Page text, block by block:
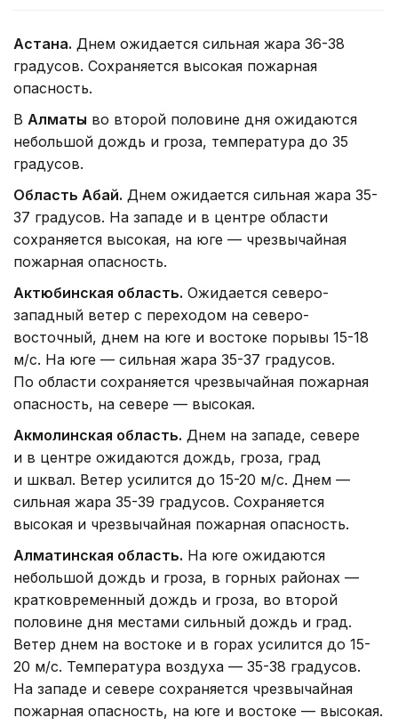
Астана. Днем ожидается сильная жара 36-38
градусов. Сохраняется высокая пожарная
опасность.
В Алматы во второй половине дня ожидаются
небольшой дождь и гроза, температура до 35
градусов.
Область Абай. Днем ожидается сильная жара 35-
37 градусов. На западе и в центре области
сохраняется высокая, на юге — чрезвычайная
пожарная опасность.
Актюбинская область. Ожидается северо-
западный ветер с переходом на северо-
восточный, днем на юге и востоке порывы 15-18
м/с. На юге — сильная жара 35-37 градусов.
По области сохраняется чрезвычайная пожарная
опасность, на севере — высокая.
Акмолинская область. Днем на западе, севере
и в центре ожидаются дождь, гроза, град
и шквал. Ветер усилится до 15-20 м/с. Днем —
сильная жара 35-39 градусов. Сохраняется
высокая и чрезвычайная пожарная опасность.
Алматинская область. На юге ожидаются
небольшой дождь и гроза, в горных районах —
кратковременный дождь и гроза, во второй
половине дня местами сильный дождь и град.
Ветер днем на востоке и в горах усилится до 15-
20 м/с. Температура воздуха — 35-38 градусов.
На западе и севере сохраняется чрезвычайная
пожарная опасность, на юге и востоке — высокая.